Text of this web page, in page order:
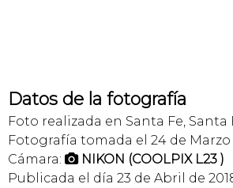
Datos de la fotografía
Foto realizada en Santa Fe, Santa
Fotografía tomada el 24 de Marzo
Cámara:  NIKON (COOLPIX L23 )
Publicada el día 23 de Abril de